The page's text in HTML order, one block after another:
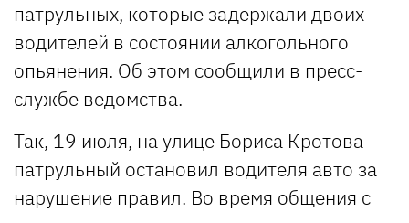
патрульных, которые задержали двоих
водителей в состоянии алкогольного
опьянения. Об этом сообщили в пресс-
службе ведомства.
Так, 19 июля, на улице Бориса Кротова
патрульный остановил водителя авто за
нарушение правил. Во время общения с